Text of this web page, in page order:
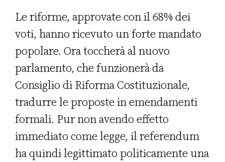
Le riforme, approvate con il 68% dei
voti, hanno ricevuto un forte mandato
popolare. Ora toccherà al nuovo
parlamento, che funzionerà da
Consiglio di Riforma Costituzionale,
tradurre le proposte in emendamenti
formali. Pur non avendo effetto
immediato come legge, il referendum
ha quindi legittimato politicamente una